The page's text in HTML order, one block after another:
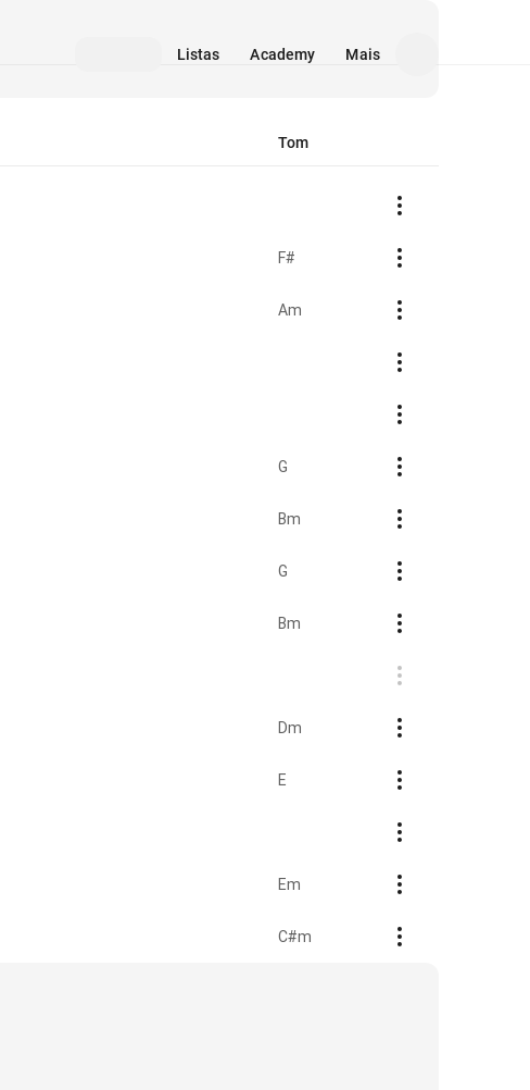
Listas Academy Mais
Tom
F#
Am
G
Bm
G
Bm
Dm
E
Em
C#m